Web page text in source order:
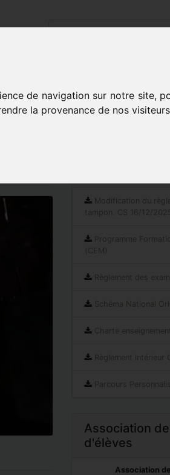
de navigation sur notre site,
la provenance de nos
Contact
Modification du
tampon. CS 16/12/2025
Programme
(CEM)
Règlement des
Schéma National
Charte
Règlement intérieur
Parcours
Association
d'élèves
Association